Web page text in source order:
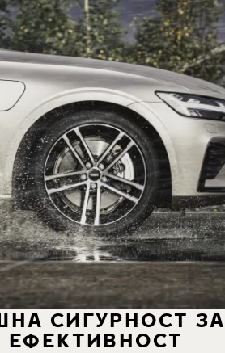
СИГУРНОСТ
ЕФЕКТИВНОСТ